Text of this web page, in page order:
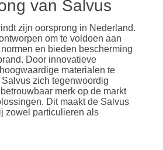
van Salvus
zijn oorsprong in Nederland.
om te voldoen aan
en bieden bescherming
Door innovatieve
materialen te
zich tegenwoordig
merk op de markt
Dit maakt de Salvus
zowel particulieren als